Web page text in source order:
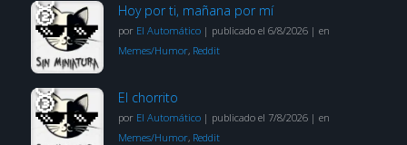
Hoy por ti, mañana por mí
por El Automático| publicado el 6/8/2026| en
Memes/Humor, Reddit
El chorrito
por El Automático| publicado el 7/8/2026| en
Memes/Humor, Reddit